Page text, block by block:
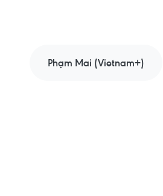
Phạm Mai (Vietnam+)